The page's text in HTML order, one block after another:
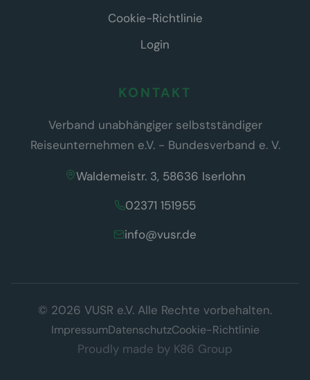
Cookie-Richtlinie
Login
KONTAKT
Verband unabhängiger selbstständiger
Reiseunternehmen e.V. - Bundesverband e. V.
Waldemeistr. 3, 58636 Iserlohn
02371 151955
info@vusr.de
© 2026 VUSR e.V. Alle Rechte vorbehalten.
ImpressumDatenschutzCookie-Richtlinie
Proudly made by K86 Group
Diese Website verwendet ausschließlich technisch notwendige
TDDDG). Es werden keine Tracking- oder Marketing-Cookies
eingesetzt.Datenschutzerklärung